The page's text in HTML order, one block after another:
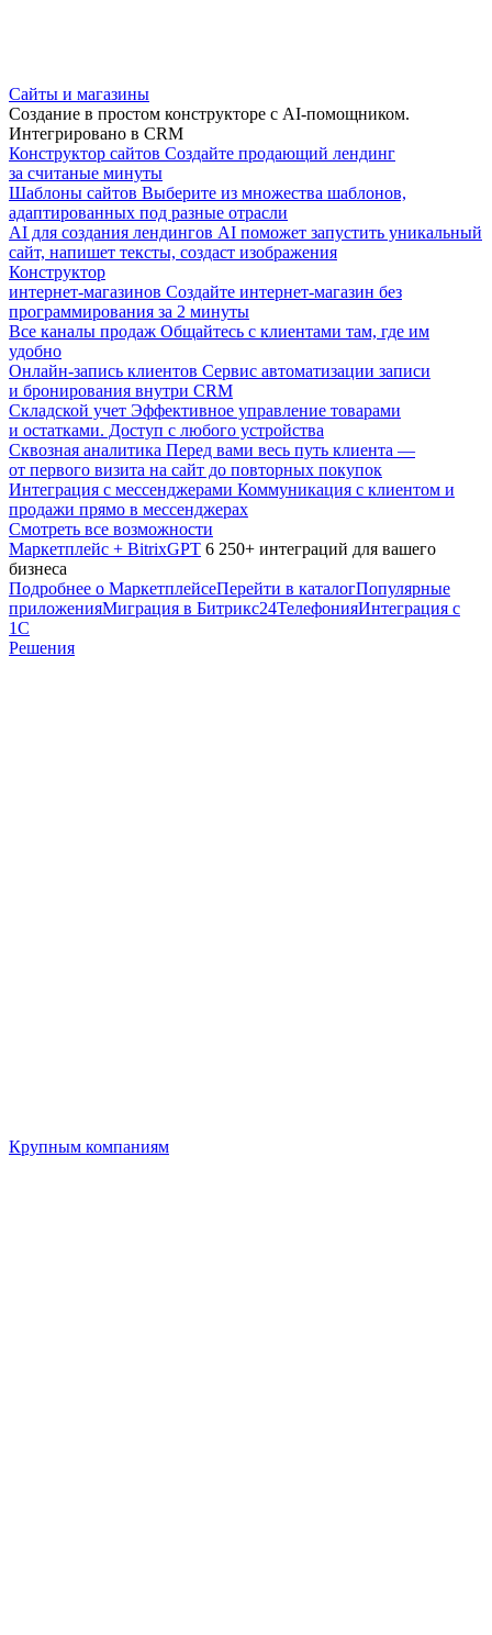
Сайты и магазины
Создание в простом конструкторе с AI-помощником.
Интегрировано в CRM
Конструктор сайтов Создайте продающий лендинг
за считаные минуты
Шаблоны сайтов Выберите из множества шаблонов,
адаптированных под разные отрасли
AI для создания лендингов AI поможет запустить уникальный
сайт, напишет тексты, создаст изображения
Конструктор
интернет-магазинов Создайте интернет-магазин без
программирования за 2 минуты
Все каналы продаж Общайтесь с клиентами там, где им
удобно
Онлайн-запись клиентов Сервис автоматизации записи
и бронирования внутри CRM
Складской учет Эффективное управление товарами
и остатками. Доступ с любого устройства
Сквозная аналитика Перед вами весь путь клиента —
от первого визита на сайт до повторных покупок
Интеграция с мессенджерами Коммуникация с клиентом и
продажи прямо в мессенджерах
Смотреть все возможности
Маркетплейс + BitrixGPT 6 250+ интеграций для вашего
бизнеса
Подробнее о МаркетплейсеПерейти в каталогПопулярные
приложенияМиграция в Битрикс24ТелефонияИнтеграция с
1С
Решения
Крупным компаниям